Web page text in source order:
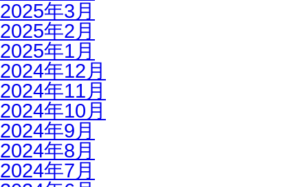
2025年3月
2025年2月
2025年1月
2024年12月
2024年11月
2024年10月
2024年9月
2024年8月
2024年7月